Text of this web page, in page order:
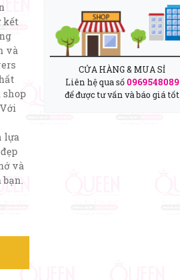
CỬA HÀNG & MUA SỈ
Liên hệ qua số 0969548089
để được tư vấn và báo giá tốt
kết
và
shop
lựa
và